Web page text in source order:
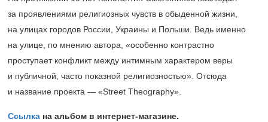
за проявлениями религиозных чувств в обыденной жизни,
на улицах городов России, Украины и Польши. Ведь именно
на улице, по мнению автора, «особенно контрастно
проступает конфликт между интимным характером веры
и публичной, часто показной религиозностью». Отсюда
и название проекта — «Street Theography».
Ссылка на альбом в интернет-магазине.